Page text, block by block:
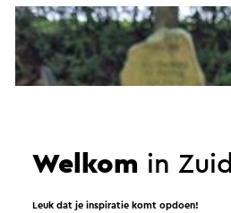
Welkom in
Leuk dat je inspiratie komt opdoen!